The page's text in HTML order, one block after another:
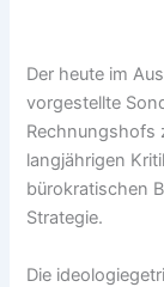
Der heute im
vorgestellte
Rechnungshofs
langjährigen
bürokratischen
Strategie.
Die